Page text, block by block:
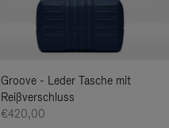
Groove - Leder Tasche mit
Reißverschluss
€420,00